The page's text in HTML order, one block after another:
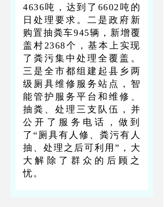
4636吨，达到了6602吨的
日处理要求。二是政府新
购置抽粪车945辆，新增覆
盖村2368个，基本上实现
了粪污集中处理全覆盖。
三是全市都组建起县乡两
级厕具维修服务站点，智
能管护服务平台和维修、
抽粪、处理三支队伍，并
公开了服务电话，做到
了“厕具有人修、粪污有人
抽、处理之后可利用”，大
大解除了群众的后顾之
忧。